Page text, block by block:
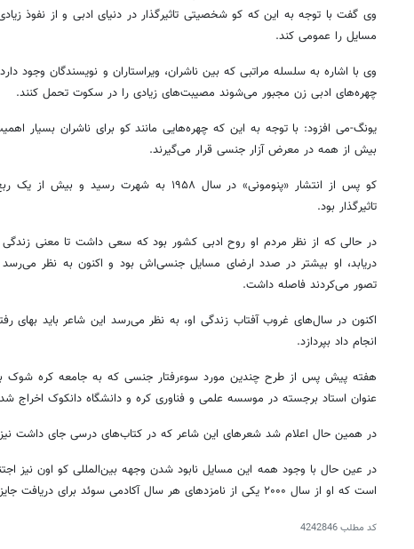
وی گفت با توجه به این که کو شخصیتی تاثیرگذار در دنیای ادبی و از نفوذ
مسایل را عمومی کند.
وی با اشاره به سلسله مراتبی که بین ناشران، ویراستاران و نویسندگان وجود
چهره‌های ادبی زن مجبور می‌شوند مصیبت‌های زیادی را در سکوت تحمل کنند.
یونگ-می افزود: با توجه به این که چهره‌هایی مانند کو برای ناشران بسیار
بیش از همه در معرض آزار جنسی قرار می‌گیرند.
کو پس از انتشار «پنومونی» در سال ۱۹۵۸ به
تاثیرگذار بود.
در حالی که از نظر مردم او روح ادبی کشور بود که سعی داشت تا معنی زندگی
دریابد، او بیشتر در صدد ارضای مسایل جنسی‌اش بود و اکنون به نظر می‌رسد
تصور می‌کردند فاصله داشت.
اکنون در سال‌های غروب آفتاب زندگی او، به نظر می‌رسد این شاعر باید بهای
انجام داد بپردازد.
هفته پیش پس از طرح چندین مورد سوء‌رفتار جنسی که به جامعه کره شوک
عنوان استاد برجسته در موسسه علمی و فناوری کره و دانشگاه دانکوک اخراج
در همین حال اعلام شد شعرهای این شاعر که در کتاب‌های درسی جای داشت
در عین حال با وجود همه این مسایل نابود شدن وجهه بین‌المللی کو اون نیز
است که او از سال ۲۰۰۰ یکی از نامزدهای هر سال آکادمی سوئد برای دریافت جایزه نوبل بوده است.
کد مطلب4242846